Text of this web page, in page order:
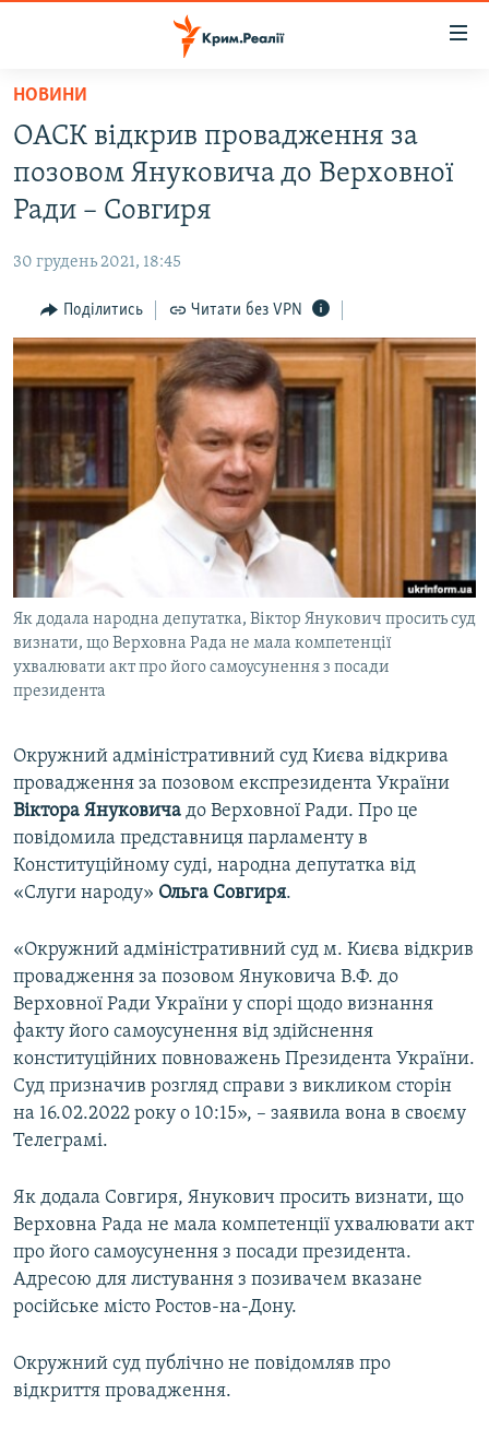
Перейти
основного
матеріалу
Перейти
до
основної
навігації
Перейти
до
пошуку
ВОДА.КРИМ
ВІДЕО ТА ФОТО
БЛОГИ
ПОГЛЯД
ІНТЕРВ'Ю
ВСЕ ЗА ДЕНЬ
СПЕЦПРОЕКТИ
ДЕПОРТАЦІЯ
ВІДЕОУРОКИ «ELIFBE»
СВІДЧЕННЯ ОКУПАЦІЇ
УКРАЇНСЬКА ПРОБЛЕМА КРИМУ
ІНФОГРАФІКА
ЯК ОБІЙТИ БЛОКУВАННЯ
Русский
Qırımtatar
ДОЛУЧАЙСЯ!
НОВИНИ
ОАСК відкрив провадження за
позовом Януковича до Верховної
Ради – Совгиря
30 грудень 2021, 18:45
Поділитись Читати без VPN
Як додала народна депутатка, Віктор Янукович просить суд
визнати, що Верховна Рада не мала компетенції
ухвалювати акт про його самоусунення з посади
президента
Окружний адміністративний суд Києва відкрива
провадження за позовом експрезидента України
Віктора Януковича до Верховної Ради. Про це
повідомила представниця парламенту в
Конституційному суді, народна депутатка від
«Слуги народу» Ольга Совгиря.
«Окружний адміністративний суд м. Києва відкрив
провадження за позовом Януковича В.Ф. до
Верховної Ради України у спорі щодо визнання
факту його самоусунення від здійснення
конституційних повноважень Президента України.
Суд призначив розгляд справи з викликом сторін
на 16.02.2022 року о 10:15», – заявила вона в своєму
Телеграмі.
Як додала Совгиря, Янукович просить визнати, що
Верховна Рада не мала компетенції ухвалювати акт
про його самоусунення з посади президента.
Адресою для листування з позивачем вказане
російське місто Ростов-на-Дону.
Окружний суд публічно не повідомляв про
відкриття провадження.